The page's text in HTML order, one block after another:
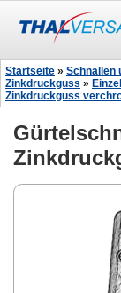
Startseite » Schnallen
Zinkdruckguss »
Zinkdruckguss